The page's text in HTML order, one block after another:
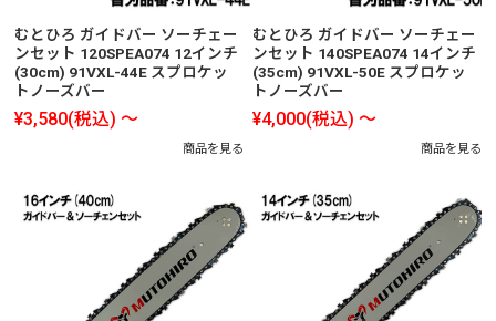
むとひろ ガイドバー ソーチェー
ンセット 120SPEA074 12インチ
(30cm) 91VXL-44E スプロケッ
トノーズバー
¥3,580(税込) ～
商品を見る
むとひろ ガイドバー ソーチェー
ンセット 140SPEA074 14インチ
(35cm) 91VXL-50E スプロケッ
トノーズバー
¥4,000(税込) ～
商品を見る